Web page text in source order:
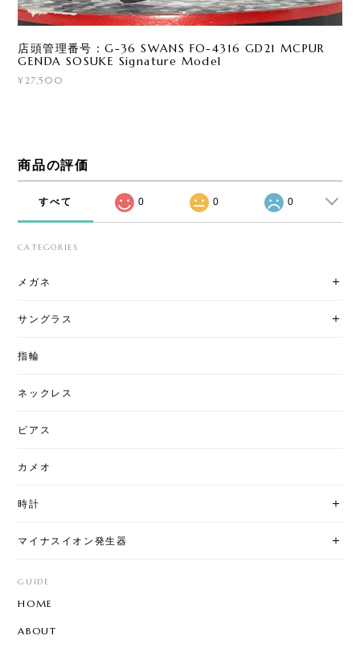
店頭管理番号：G-36 SWANS FO-4316 GD21 MCPUR
GENDA SOSUKE Signature Model
¥27,500
商品の評価
すべて 0 0 0
CATEGORIES
メガネ
サングラス
指輪
ネックレス
ピアス
カメオ
時計
マイナスイオン発生器
GUIDE
HOME
ABOUT